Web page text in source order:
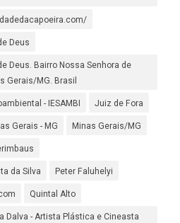
Deus
Deus. Bairro Nossa Senhora de
Gerais/MG. Brasil
- IESAMBI Juiz de Fora
Gerais - MG Minas Gerais/MG
da Silva Peter Faluhelyi
Quintal Alto
Dalva - Artista Plástica e Cineasta